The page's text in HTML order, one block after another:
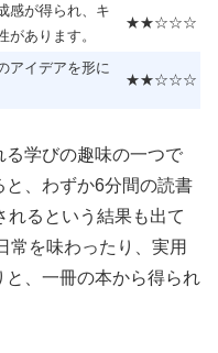
感が得られ、キ
があります。
★★☆☆☆
アイデアを形に
★★☆☆☆
る学びの趣味の一つで
、わずか6分間の読書
れるという結果も出て
常を味わったり、実用
、一冊の本から得られ